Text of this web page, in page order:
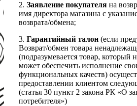
2. Заявление покупателя на
имя директора магазина с
возврата/обмена;
3. Гарантийный талон (если
Возврат/обмен товара
(подразумевается товар, который
может обеспечить исполнение
функциональных качеств)
предоставлении клиентом
(статья 30 пункт 2 закона РК «О
потребителя»)